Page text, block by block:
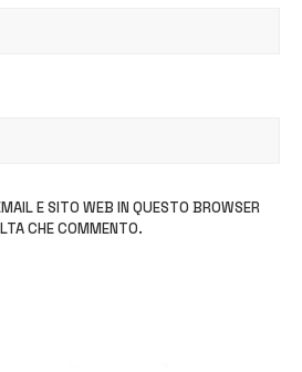
E SITO WEB IN QUESTO BROWSER
CHE COMMENTO.